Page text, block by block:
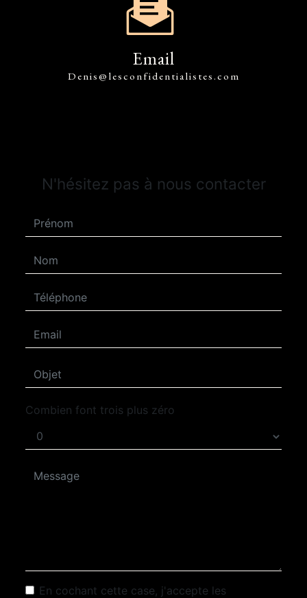
Email
denis@lesconfidentialistes.com
N'hésitez pas à nous contacter
Combien font trois plus zéro
En cochant cette case, j'accepte les